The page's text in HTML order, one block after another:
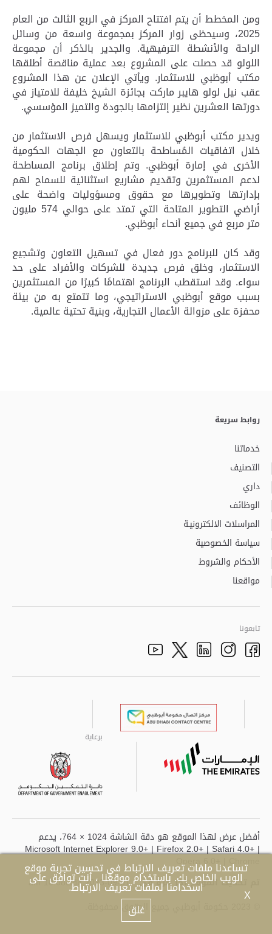
ومن المخطط أن يتم افتتاح المركز في الربع الثالث من العام
2025، وسيحظى زوار المركز بمجموعة واسعة من وسائل
الراحة والأنشطة الترفيهية. والجدير بالذكر أن مجموعة
اللولو قد حصلت على المشروع بعد عملية مناقصة أطلقها
مكتب أبوظبي للاستثمار. ويأتي الإعلان عن هذا المشروع
عقب نيل لولو هايبر ماركت بجائزة الشيخ خليفة للامتياز في
دورتها العشرين نظير إلتزامها بالجودة والتميز المؤسسي.
ويدير مكتب أبوظبي للاستثمار ويسهل فرص الاستثمار من
خلال اتفاقيات المُساطحة بالتعاون مع الجهات الحكومية
الأخرى في إمارة أبوظبي. وتم إطلاق برنامج المساطحة
لدعم المستثمرين وتقديم مشاريع استثنائية للسماح لهم
بإدارتها وتطويرها مع حقوق ومسؤوليات واضحة على
أراضي التطوير المتاحة التي تمتد على حوالي 574 مليون
متر مربع في جميع أنحاء أبوظبي.
وقد كان للبرنامج دور فعال في تسهيل التعاون وتشجيع
الاستثمار، وخلق فرص جديدة للشركات والأفراد على حد
سواء. وقد استقطب البرنامج اهتمامًا كبيرًا من المستثمرين
بسبب موقع أبوظبي الاستراتيجي، وما تتمتع به من بيئة
محفزة على مزوالة الأعمال التجارية، وبنية تحتية عالمية.
روابط سريعة
خدماتنا
التصنيف
داري
الوظائف
المراسلات الالكترونيـة
سياسة الخصوصية
الأحكام والشروط
مواقعنا
تابعونا
Facebook
Instagramالذهاب الى تم
Twitter
Youtube
برعاية برعاية
برعاية
أفضل عرض لهذا الموقع هو دقة الشاشة 1024 × 764، يدعم
Microsoft Internet Explorer 9.0+ | Firefox 2.0+ | Safari 4.0+ |
Opera 6.0+ | Chrome
تم تحديث الموقع آخر مرة في- 01-09-2023 وقت10:08 am
X
تساعدنا ملفات تعريف الارتباط في تحسين تجربة موقع
الويب الخاص بك. باستخدام موقعنا ، أنت توافق على
اسخدامنا لملفات تعريف الارتباط.
غلق